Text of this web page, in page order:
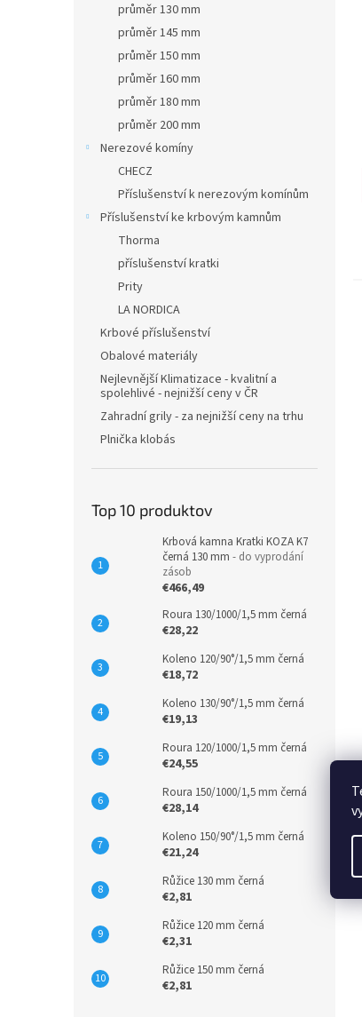
průměr 130 mm
průměr 145 mm
průměr 150 mm
průměr 160 mm
průměr 180 mm
průměr 200 mm
Nerezové komíny
CHECZ
Příslušenství k nerezovým komínům
Příslušenství ke krbovým kamnům
Thorma
příslušenství kratki
Prity
LA NORDICA
Krbové příslušenství
Obalové materiály
Nejlevnější Klimatizace - kvalitní a
spolehlivé - nejnižší ceny v ČR
Zahradní grily - za nejnižší ceny na trhu
Plnička klobás
Top 10 produktov
Krbová kamna Kratki KOZA K7
černá 130 mm - do vyprodání
zásob
€466,49
Roura 130/1000/1,5 mm černá
€28,22
Koleno 120/90°/1,5 mm černá
€18,72
Koleno 130/90°/1,5 mm černá
€19,13
Roura 120/1000/1,5 mm černá
€24,55
Roura 150/1000/1,5 mm černá
€28,14
Koleno 150/90°/1,5 mm černá
€21,24
Růžice 130 mm černá
€2,81
Růžice 120 mm černá
€2,31
Růžice 150 mm černá
€2,81